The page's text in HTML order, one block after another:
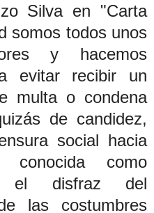
Silva en "Carta
somos todos unos
y hacemos
evitar recibir un
multa o condena
de candidez,
social hacia
conocida como
el disfraz del
las costumbres